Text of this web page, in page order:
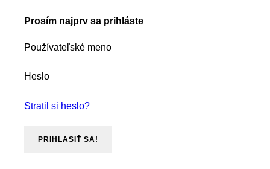
Prosím najprv sa prihláste
Používateľské meno
Heslo
Stratil si heslo?